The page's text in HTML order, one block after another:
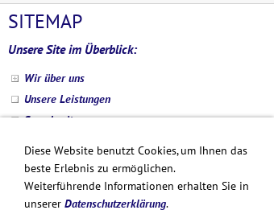
SITEMAP
Unsere Site im Überblick:
Wir über uns
Unsere Leistungen
Sprechzeiten
Praxisräume
NäPa
Kontakt
Diese Website benutzt Cookies, um Ihnen das
beste Erlebnis zu ermöglichen.
Weiterführende Informationen erhalten Sie in
unserer Datenschutzerklärung.